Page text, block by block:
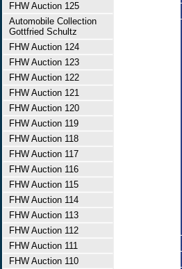
FHW Auction 125
Automobile Collection
Gottfried Schultz
FHW Auction 124
FHW Auction 123
FHW Auction 122
FHW Auction 121
FHW Auction 120
FHW Auction 119
FHW Auction 118
FHW Auction 117
FHW Auction 116
FHW Auction 115
FHW Auction 114
FHW Auction 113
FHW Auction 112
FHW Auction 111
FHW Auction 110